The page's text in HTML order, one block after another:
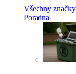
Všechny značky
Poradna